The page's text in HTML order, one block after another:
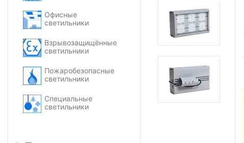
Офисные
светильники
Взрывозащищённые
светильники
Пожаробезопасные
светильники
Специальные
светильники